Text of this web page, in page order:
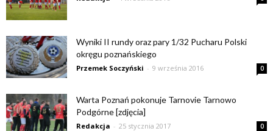
Wyniki II rundy oraz pary 1/32 Pucharu Polski
okręgu poznańskiego
Przemek Soczyński - 9 września 2016 0
Warta Poznań pokonuje Tarnovie Tarnowo
Podgórne [zdjęcia]
Redakcja - 25 stycznia 2017 0